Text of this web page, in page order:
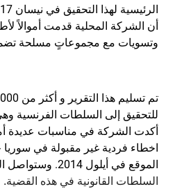
أن الشركة المحلية قدمت أموالاً
وتسويات مع مجموعاتٍ مسلحة
للتحقيق إلى السلطات الفرنسية
أكدت الشركة في مناسبات عديدة
اخطاء فردية غير مقبولة في سوريا
الموقع في أيلول 2014. وستواصل الشركة التعاون
السلطات القانونية في هذه القضية.